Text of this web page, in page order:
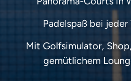
Padelspaß bei
gemütlichem